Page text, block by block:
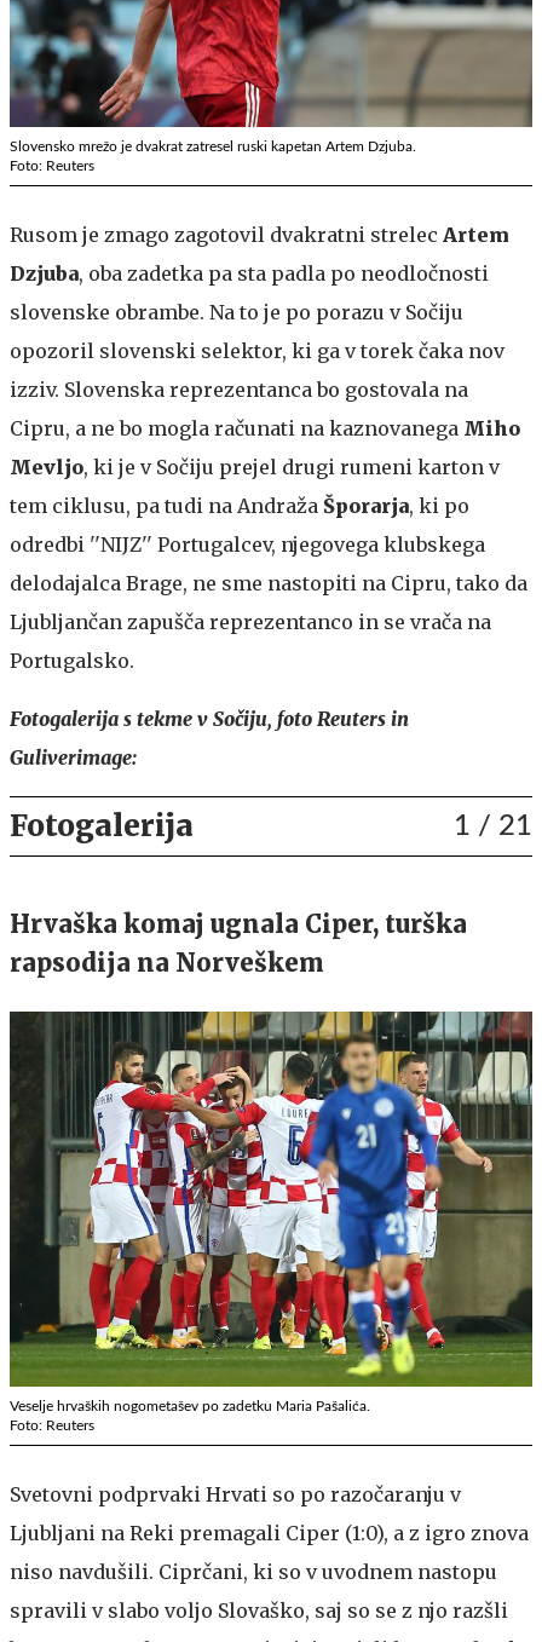
Slovensko mrežo je dvakrat zatresel ruski kapetan Artem Dzjuba.
Foto: Reuters
Rusom je zmago zagotovil dvakratni strelec Artem
Dzjuba, oba zadetka pa sta padla po neodločnosti
slovenske obrambe. Na to je po porazu v Sočiju
opozoril slovenski selektor, ki ga v torek čaka nov
izziv. Slovenska reprezentanca bo gostovala na
Cipru, a ne bo mogla računati na kaznovanega Miho
Mevljo, ki je v Sočiju prejel drugi rumeni karton v
tem ciklusu, pa tudi na Andraža Šporarja, ki po
odredbi ''NIJZ'' Portugalcev, njegovega klubskega
delodajalca Brage, ne sme nastopiti na Cipru, tako da
Ljubljančan zapušča reprezentanco in se vrača na
Portugalsko.
Fotogalerija s tekme v Sočiju, foto Reuters in
Guliverimage:
Fotogalerija 1 / 21
Hrvaška komaj ugnala Ciper, turška
rapsodija na Norveškem
Veselje hrvaških nogometašev po zadetku Maria Pašalića.
Foto: Reuters
Svetovni podprvaki Hrvati so po razočaranju v
Ljubljani na Reki premagali Ciper (1:0), a z igro znova
niso navdušili. Ciprčani, ki so v uvodnem nastopu
spravili v slabo voljo Slovaško, saj so se z njo razšli